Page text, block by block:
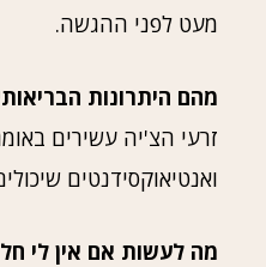
מעט לפני ההגשה.
מהם היתרונות
ואנטיאוקסידנטים
מה לעשות אם אין לי